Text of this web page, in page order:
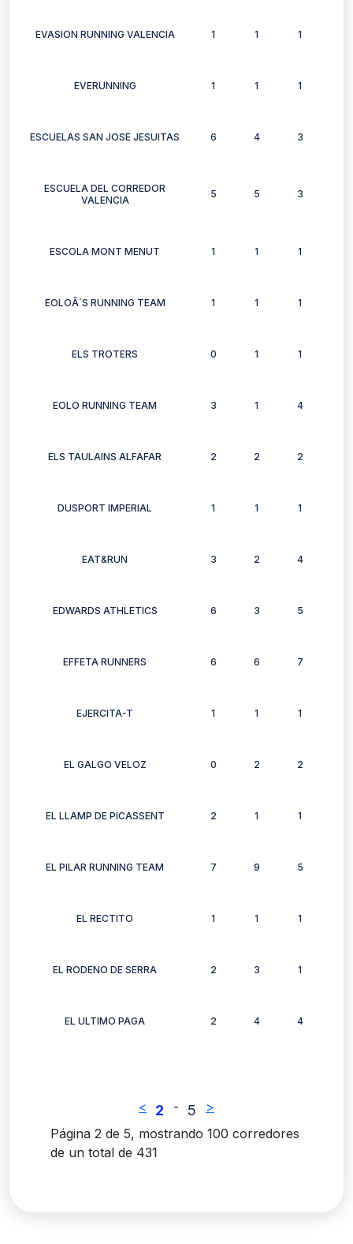
EVASION RUNNING VALENCIA 1 1 1
EVERUNNING 1 1 1
ESCUELAS SAN JOSE JESUITAS 6 4 3
ESCUELA DEL CORREDOR
VALENCIA
5 5 3
ESCOLA MONT MENUT 1 1 1
EOLOÂ´S RUNNING TEAM 1 1 1
ELS TROTERS 0 1 1
EOLO RUNNING TEAM 3 1 4
ELS TAULAINS ALFAFAR 2 2 2
DUSPORT IMPERIAL 1 1 1
EAT&RUN 3 2 4
EDWARDS ATHLETICS 6 3 5
EFFETA RUNNERS 6 6 7
EJERCITA-T 1 1 1
EL GALGO VELOZ 0 2 2
EL LLAMP DE PICASSENT 2 1 1
EL PILAR RUNNING TEAM 7 9 5
EL RECTITO 1 1 1
EL RODENO DE SERRA 2 3 1
EL ULTIMO PAGA 2 4 4
< 2 - 5
>
Página 2 de 5, mostrando 100 corredores
de un total de 431